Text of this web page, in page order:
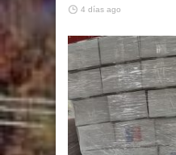
4 días ago